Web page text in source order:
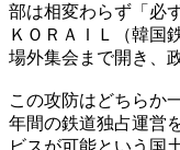
部は相変わらず「必
ＫＯＲＡＩＬ（韓国
場外集会まで開き、
この攻防はどちらか
年間の鉄道独占運営
ビスが可能という国